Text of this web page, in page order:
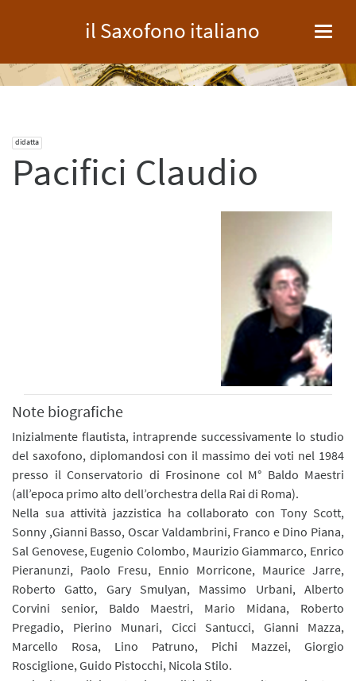
il Saxofono italiano
didatta
Pacifici Claudio
Note biografiche
Inizialmente flautista, intraprende successivamente lo studio
del saxofono, diplomandosi con il massimo dei voti nel 1984
presso il Conservatorio di Frosinone col M° Baldo Maestri
(all’epoca primo alto dell’orchestra della Rai di Roma).
Nella sua attività jazzistica ha collaborato con Tony Scott,
Sonny ,Gianni Basso, Oscar Valdambrini, Franco e Dino Piana,
Sal Genovese, Eugenio Colombo, Maurizio Giammarco, Enrico
Pieranunzi, Paolo Fresu, Ennio Morricone, Maurice Jarre,
Roberto Gatto, Gary Smulyan, Massimo Urbani, Alberto
Corvini senior, Baldo Maestri, Mario Midana, Roberto
Pregadio, Pierino Munari, Cicci Santucci, Gianni Mazza,
Marcello Rosa, Lino Patruno, Pichi Mazzei, Giorgio
Rosciglione, Guido Pistocchi, Nicola Stilo.